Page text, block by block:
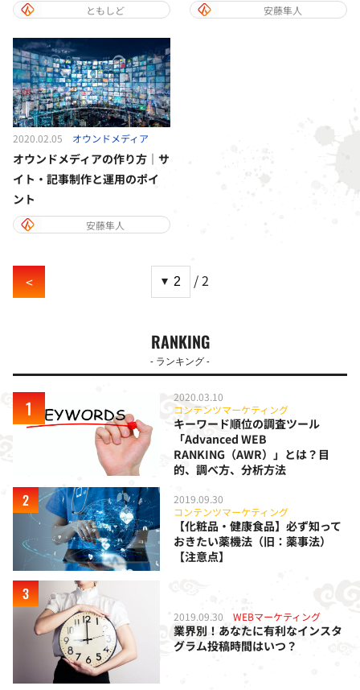
ともしど 安藤隼人
2020.02.05 オウンドメディア
オウンドメディアの作り方｜サ
イト・記事制作と運用のポイ
ント
安藤隼人
< / 2
RANKING
- ランキング -
2020.03.10
コンテンツマーケティング
キーワード順位の調査ツール
「Advanced WEB
RANKING（AWR）」とは？目
的、調べ方、分析方法
2019.09.30
コンテンツマーケティング
【化粧品・健康食品】必ず知って
おきたい薬機法（旧：薬事法）
【注意点】
2019.09.30 WEBマーケティング
業界別！あなたに有利なインスタ
グラム投稿時間はいつ？